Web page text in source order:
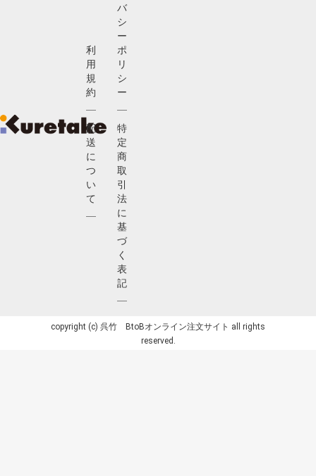
利
用
規
約
配
送
に
つ
い
て
バ
シ
ー
ポ
リ
シ
ー
特
定
商
取
引
法
に
基
づ
く
表
記
copyright (c) 呉竹 BtoBオンライン注文サイト all rights
reserved.